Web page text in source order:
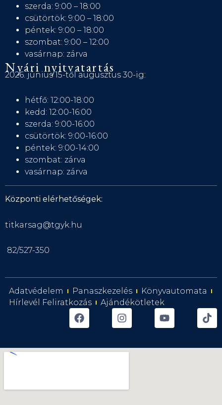
szerda: 9:00 – 18:00
csütörtök: 9:00 – 18:00
péntek: 9:00 – 18:00
szombat: 9:00 – 12:00
vasárnap: zárva
Nyári nyitvatartás
2026. június 15-től augusztus 30-ig:
hétfő: 12:00-18:00
kedd: 12:00-16:00
szerda: 9:00-16:00
csütörtök: 9:00-16:00
péntek: 9:00-14:00
szombat: zárva
vasárnap: zárva
Központi elérhetőségek:
titkarsag@tgyk.hu
82/527-350
Adatvédelem Panaszkezelés
Könyvautomata
Hírlevél Feliratkozás
Ajándékötletek